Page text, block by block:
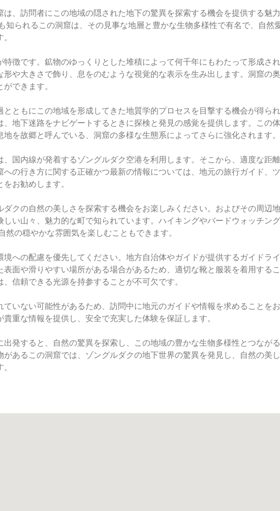
は、訪問者にこの地域の隠された地下の驚異を探索する機会を提供する魅
知られるこの洞窟は、その見事な地層と豊かな生物多様性で有名で、自然
徴です。鉱物のゆっくりとした堆積によって何千年にもわたって形成さ
や大きさで飾り、息をのむような視覚的な表示を生み出します。洞窟の
できます。
ともにこの地域を形成してきた地質学的プロセスを目撃する機会が得ら
地下迷路をナビゲートするときに探検と発見の感覚を提供します。この
を故郷と呼んでいる、洞窟の多様な生態系によってさらに強化されます。
国内線が発着するゾングルダク空港を利用します。そこから、適度な距
の行き方に関する正確かつ最新の情報については、地元の旅行ガイド、
お勧めします。
クの自然の美しさを探索する機会をお楽しみください。およびその周辺
い山々、魅力的な町で知られています。ハイキングやバードウォッチン
の穏やかな雰囲気を楽しむこともできます。
への配慮を優先してください。地方自治体やガイドが提供するガイドラ
面や滑りやすい場所がある場合があるため、適切な靴と服装を着用する
信頼できる光源を持参することが不可欠です。
いない可能性があるため、訪問中に地元のガイドや情報を求めることを
重な情報を提供し、安全で充実した体験を保証します。
発すると、自然の驚異を探索し、この地域の豊かな生物多様性とつなが
あるこの洞窟では、ゾングルダクの地下世界の驚異を発見し、自然の美